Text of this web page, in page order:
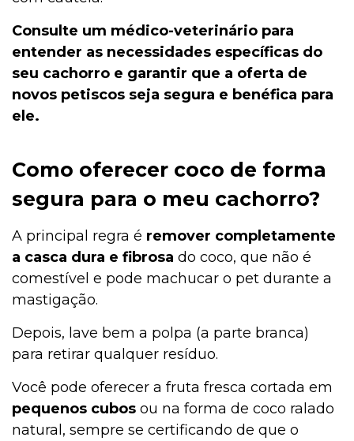
Consulte um médico-veterinário para
entender as necessidades específicas do
seu cachorro e garantir que a oferta de
novos petiscos seja segura e benéfica para
ele.
Como oferecer coco de forma
segura para o meu cachorro?
A principal regra é remover completamente
a casca dura e fibrosa do coco, que não é
comestível e pode machucar o pet durante a
mastigação.
Depois, lave bem a polpa (a parte branca)
para retirar qualquer resíduo.
Você pode oferecer a fruta fresca cortada em
pequenos cubos ou na forma de coco ralado
natural, sempre se certificando de que o